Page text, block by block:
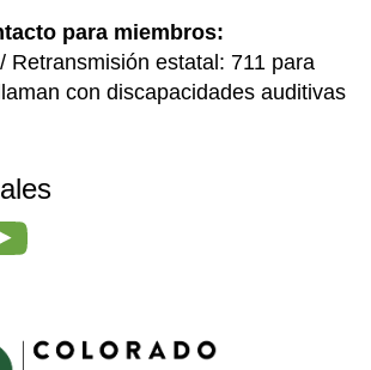
para miembros:
Retransmisión estatal: 711 para
con discapacidades auditivas